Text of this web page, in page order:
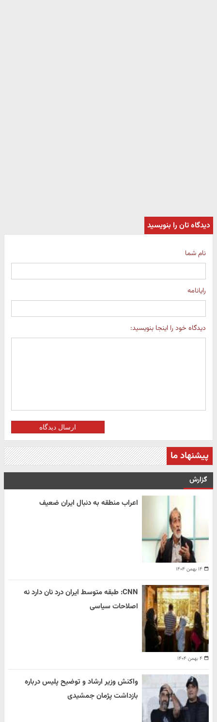
دیدگاه تان را بنویسید
نام شما
رایانامه
دیدگاه خود را اینجا بنویسید:
ارسال دیدگاه
پیشنهاد ما
گزارش
۱۴ بهمن ۱۴۰۴
اعراب منطقه به دنبال ایران ضعیف
۴ بهمن ۱۴۰۴
CNN: طبقه متوسط ایران درد نان دارد نه
اصلاحات سیاسی
واکنش وزیر ارشاد و توضیح پلیس درباره
بازداشت پژمان جمشیدی